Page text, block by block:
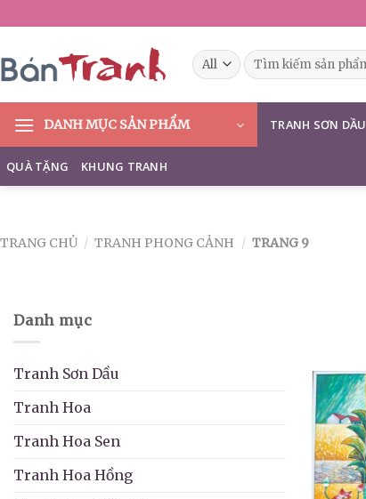
to
content
Tìm
kiếm:
DANH MỤC SẢN PHẨM TRANH SƠN DẦU
QUÀ TẶNG KHUNG TRANH
TRANG CHỦ / TRANH PHONG CẢNH / TRANG 9
Danh mục
Tranh Sơn Dầu
Tranh Hoa
Tranh Hoa Sen
Tranh Hoa Hồng